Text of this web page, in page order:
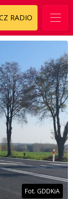
RADIO
Fot. GDDKiA